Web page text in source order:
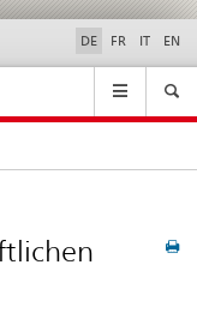
DE FR IT EN